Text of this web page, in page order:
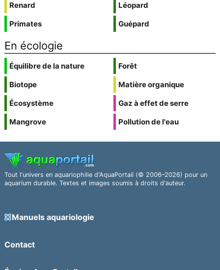
Renard
Primates
Léopard
Guépard
En écologie
Équilibre de la nature
Biotope
Écosystème
Mangrove
Forêt
Matière organique
Gaz à effet de serre
Pollution de l'eau
Tout l'univers en aquariophilie d'AquaPortail (© 2006–2026) pour un
aquarium durable. Textes et images soumis à droits d'auteur.
Manuels aquariologie
Contact